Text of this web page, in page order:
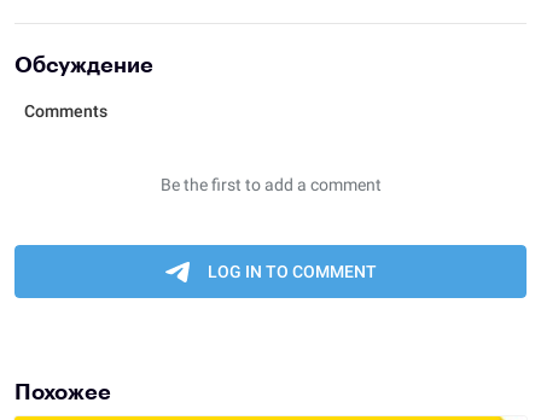
Обсуждение
Похожее